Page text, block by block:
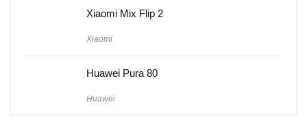
Xiaomi Mix Flip 2
Xiaomi
Huawei Pura 80
Huawei